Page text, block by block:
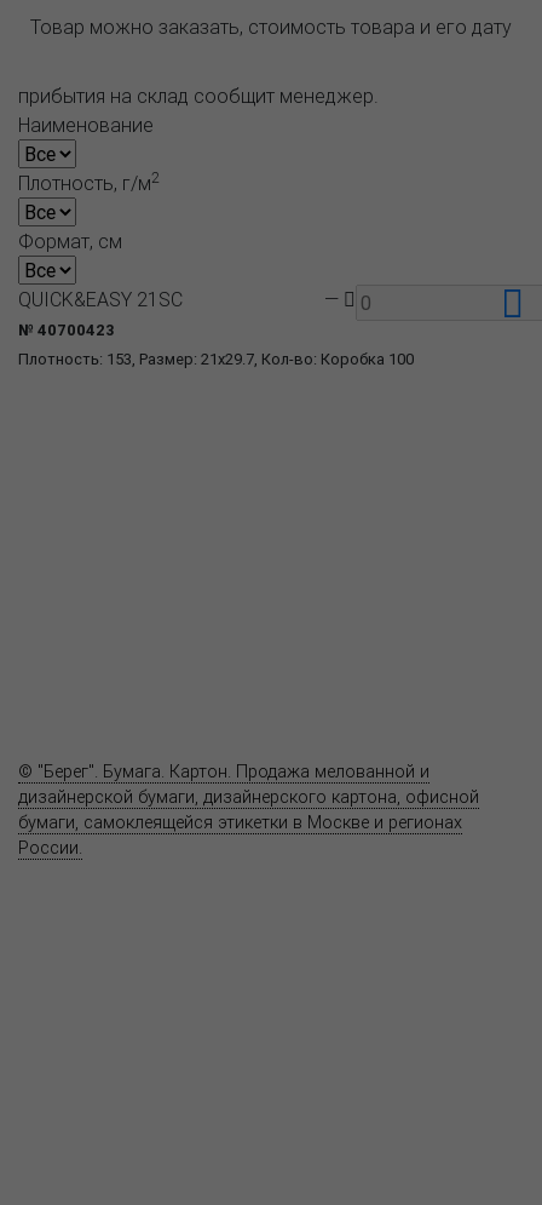
Товар можно заказать, стоимость товара и его дату
прибытия на склад сообщит менеджер.
Наименование
Плотность, г/м2
Формат, см
Плотность: 153, Размер: 21x29.7, Кол-во: Коробка 100
QUICK&EASY 21SC
№ 40700423
—
© "Берег". Бумага. Картон. Продажа мелованной и
дизайнерской бумаги, дизайнерского картона, офисной
бумаги, самоклеящейся этикетки в Москве и регионах
России.